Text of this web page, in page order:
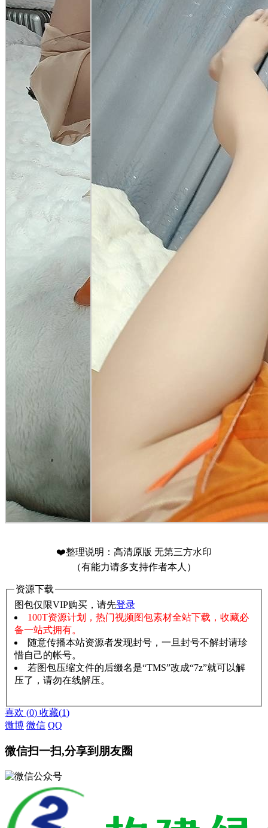
❤️整理说明：高清原版 无第三方水印
（有能力请多支持作者本人）
资源下载
图包仅限VIP购买，请先登录
100T资源计划，热门视频图包素材全站下载，收藏必
备一站式拥有。
随意传播本站资源者发现封号，一旦封号不解封请珍
惜自己的帐号。
若图包压缩文件的后缀名是“TMS”改成“7z”就可以解
压了，请勿在线解压。
喜欢 (0) 收藏(1)
微博 微信 QQ
微信扫一扫,分享到朋友圈